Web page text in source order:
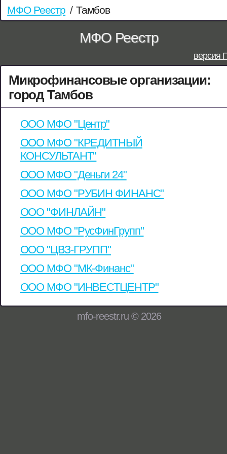
МФО Реестр / Тамбов
МФО Реестр
версия
Микрофинансовые организации:
город Тамбов
ООО МФО "Центр"
ООО МФО "КРЕДИТНЫЙ
КОНСУЛЬТАНТ"
ООО МФО "Деньги 24"
ООО МФО "РУБИН ФИНАНС"
ООО "ФИНЛАЙН"
ООО МФО "РусФинГрупп"
ООО "ЦВЗ-ГРУПП"
ООО МФО "МК-Финанс"
ООО МФО "ИНВЕСТЦЕНТР"
mfo-reestr.ru © 2026